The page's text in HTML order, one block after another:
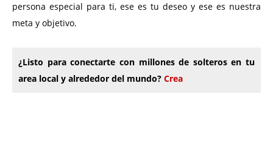
persona especial para ti, ese es tu deseo y ese es nuestra
meta y objetivo.
¿Listo para conectarte con millones de solteros en tu
area local y alrededor del mundo? Crea